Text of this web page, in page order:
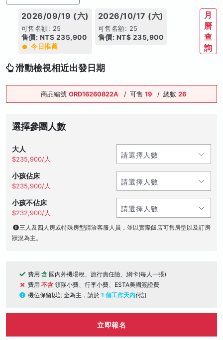
2026/09/19 (六)
可售名額: 25
售價: NT$ 235,900
今日推薦
2026/10/17 (六)
可售名額: 25
售價: NT$ 235,900
月
曆
查
詢
滑動檢視相近出發日期
商品編號 ORD16260822A / 可售 19 / 總數 26
選擇參團人數
大人
$235,900/人
小孩佔床
$235,900/人
小孩不佔床
$232,900/人
三人及四人房或特殊房型請洽客服人員，並以實際飯店可售房型以及訂房
狀況為主。
費用 含 國內外機場稅、旅行責任險、網卡(每人一張)
費用 不含 領隊小費、行李小費、ESTA美國簽證費
機位保留以訂金為主，請於 1 個工作天內付訂
立即報名